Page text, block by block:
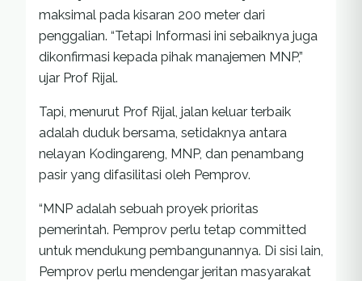
maksimal pada kisaran 200 meter dari
penggalian. “Tetapi Informasi ini sebaiknya juga
dikonfirmasi kepada pihak manajemen MNP,”
ujar Prof Rijal.
Tapi, menurut Prof Rijal, jalan keluar terbaik
adalah duduk bersama, setidaknya antara
nelayan Kodingareng, MNP, dan penambang
pasir yang difasilitasi oleh Pemprov.
“MNP adalah sebuah proyek prioritas
pemerintah. Pemprov perlu tetap committed
untuk mendukung pembangunannya. Di sisi lain,
Pemprov perlu mendengar jeritan masyarakat